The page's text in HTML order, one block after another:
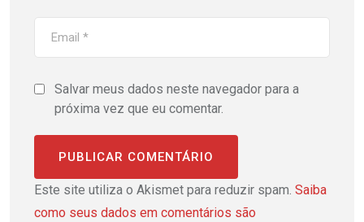
Salvar meus dados neste navegador para a
próxima vez que eu comentar.
Este site utiliza o Akismet para reduzir spam. Saiba
como seus dados em comentários são